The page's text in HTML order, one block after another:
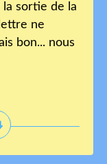
sortie de la
ne
bon... nous